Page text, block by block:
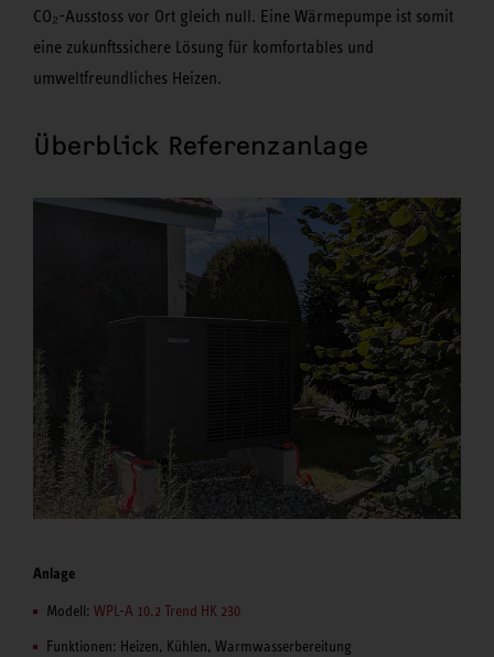
CO₂-Ausstoss vor Ort gleich null. Eine Wärmepumpe ist somit
eine zukunftssichere Lösung für komfortables und
umweltfreundliches Heizen.
Überblick Referenzanlage
Anlage
Modell: WPL-A 10.2 Trend HK 230
Funktionen: Heizen, Kühlen, Warmwasserbereitung